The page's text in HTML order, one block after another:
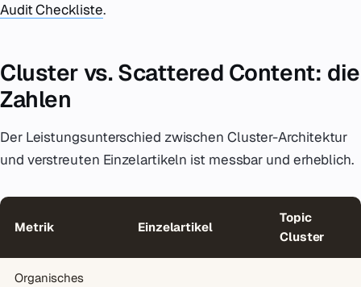
Audit Checkliste.
Cluster vs. Scattered Content: die
Zahlen
Der Leistungsunterschied zwischen Cluster-Architektur
und verstreuten Einzelartikeln ist messbar und erheblich.
Metrik Einzelartikel
Topic
Cluster
Organisches